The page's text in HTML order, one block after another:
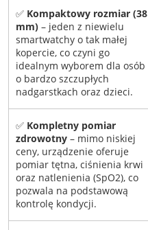
✅ Kompaktowy rozmiar (38
mm)– jeden z niewielu
smartwatchy o tak małej
kopercie, co czyni go
idealnym wyborem dla osób
o bardzo szczupłych
nadgarstkach oraz dzieci.
✅ Kompletny pomiar
zdrowotny– mimo niskiej
ceny, urządzenie oferuje
pomiar tętna, ciśnienia krwi
oraz natlenienia (SpO2), co
pozwala na podstawową
kontrolę kondycji.